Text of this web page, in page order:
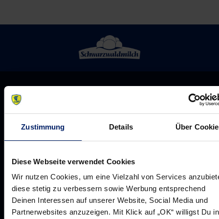
Zustimmung Details Über
Diese Webseite verwendet Cookies
Wir nutzen Cookies, um eine Vielzahl von Services
diese stetig zu verbessern sowie Werbung entsprechend
Deinen Interessen auf unserer Website, Social Media und
Partnerwebsites anzuzeigen. Mit Klick auf „OK“ willigst Du in
Rhein-Neckar Löwen GmbH